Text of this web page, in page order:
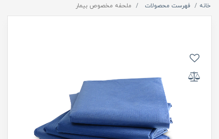
خانه فهرست محصولات ملحفه مخصوص بیمار